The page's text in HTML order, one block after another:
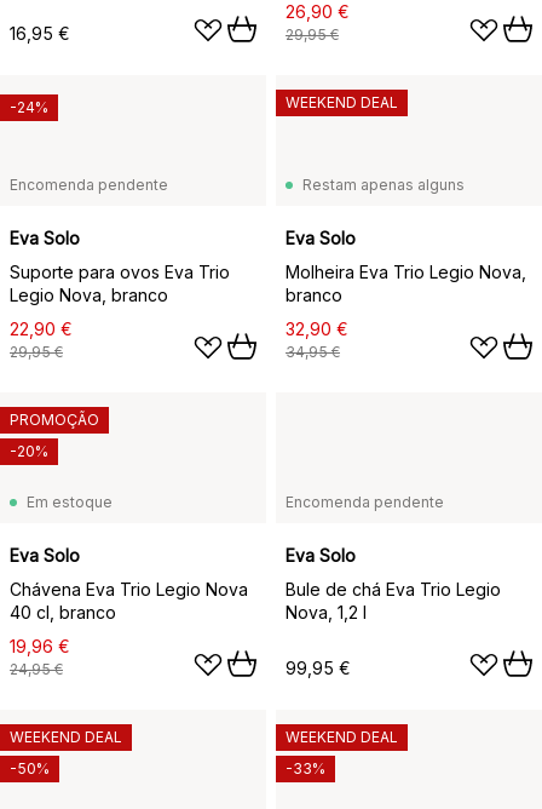
16,95 €
26,90 €
29,95 €
Encomenda pendente
Eva Solo
Suporte para ovos Eva Trio
Legio Nova, branco
22,90 €
29,95 €
-24%
Restam apenas alguns
Eva Solo
Molheira Eva Trio Legio Nova,
branco
32,90 €
34,95 €
WEEKEND DEAL
Em estoque
Eva Solo
Chávena Eva Trio Legio Nova
40 cl, branco
19,96 €
24,95 €
PROMOÇÃO
-20%
Encomenda pendente
Eva Solo
Bule de chá Eva Trio Legio
Nova, 1,2 l
99,95 €
WEEKEND DEAL
-50%
WEEKEND DEAL
-33%